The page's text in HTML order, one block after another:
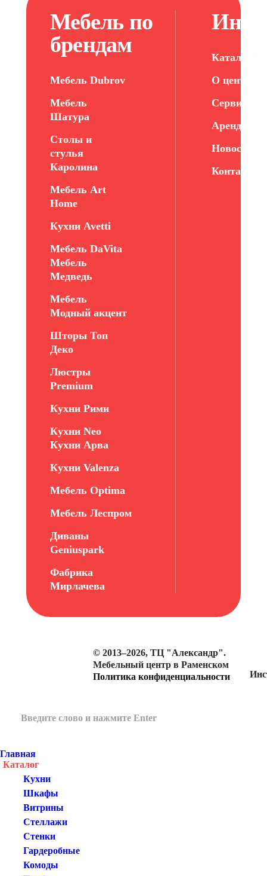
Мебель по
брендам
Мебель Dubrov
Мебель
Шатура
Столы и
стулья
Каролина
Мебель Art
Home
Кухни Avetti
Мебель DaVita
Мебель
Медведь
Мебель
Модный акцент
Шторы Топ
Деко
Люстры
Premium
Кухни Рими
Кухни Neo
Кухни Арва
Кухни Valenza
Мебель Optima
Мебель Леспром
Диваны
Geniuspark
Фабрика
Мирлачева
Каталог
О центре
Сервис
Новости
Контакты
© 2013–2026, ТЦ "Александр".
Мебельный центр в Раменском
Политика конфиденциальности
Главная
Каталог
Кухни
Шкафы
Витрины
Стеллажи
Стенки
Гардеробные
Комоды